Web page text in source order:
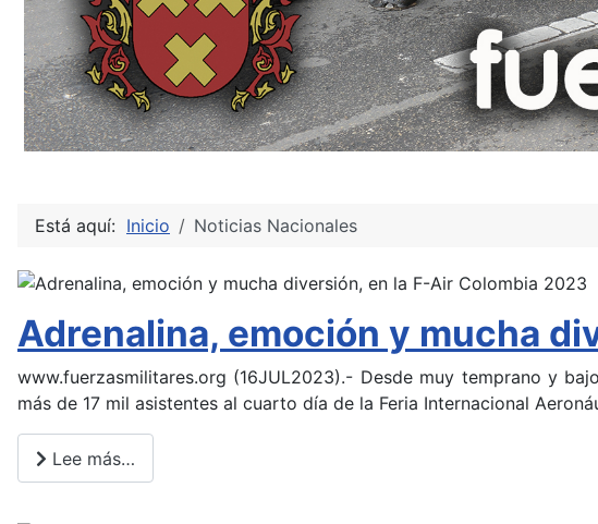
Está aquí: Inicio Noticias Nacionales
Adrenalina, emoción y mucha
www.fuerzasmilitares.org (16JUL2023).- Desde muy temprano y
más de 17 mil asistentes al cuarto día de la Feria Internacional
Lee más…